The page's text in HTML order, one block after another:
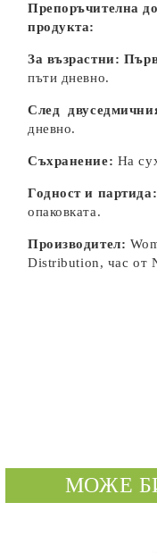
Препоръчителна
продукта:
За възрастни:
пъти дневно.
След
дневно.
Съхранение: На
Годност и партида:
опаковката.
Производител:
Distribution, час от
МОЖЕ